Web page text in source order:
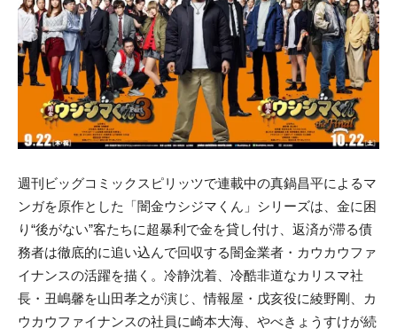
週刊ビッグコミックスピリッツで連載中の真鍋昌平によるマ
ンガを原作とした「闇金ウシジマくん」シリーズは、金に困
り“後がない”客たちに超暴利で金を貸し付け、返済が滞る債
務者は徹底的に追い込んで回収する闇金業者・カウカウファ
イナンスの活躍を描く。冷静沈着、冷酷非道なカリスマ社
長・丑嶋馨を山田孝之が演じ、情報屋・戊亥役に綾野剛、カ
ウカウファイナンスの社員に崎本大海、やべきょうすけが続